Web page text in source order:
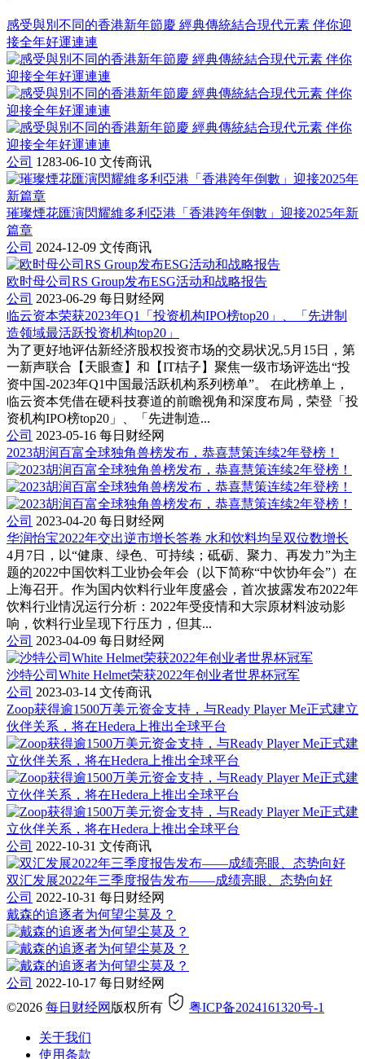
感受與別不同的香港新年節慶 經典傳統結合現代元素 伴你迎
接全年好運連連
公司 1283-06-10 文传商讯
璀璨煙花匯演閃耀維多利亞港「香港跨年倒數」迎接2025年新
篇章
公司 2024-12-09 文传商讯
欧时母公司RS Group发布ESG活动和战略报告
公司 2023-06-29 每日财经网
临云资本荣获2023年Q1「投资机构IPO榜top20」、「先进制
造领域最活跃投资机构top20」
为了更好地评估新经济股权投资市场的交易状况,5月15日，第
一新声联合【天眼查】和【IT桔子】聚焦一级市场评选出“投
资中国-2023年Q1中国最活跃机构系列榜单”。 在此榜单上，
临云资本凭借在硬科技赛道的前瞻视角和深度布局，荣登「投
资机构IPO榜top20」、「先进制造...
公司 2023-05-16 每日财经网
2023胡润百富全球独角兽榜发布，恭喜慧策连续2年登榜！
公司 2023-04-20 每日财经网
华润怡宝2022年交出逆市增长答卷 水和饮料均呈双位数增长
4月7日，以“健康、绿色、可持续；砥砺、聚力、再发力”为主
题的2022中国饮料工业协会年会（以下简称“中饮协年会”）在
上海召开。作为国内饮料行业年度盛会，首次披露发布2022年
饮料行业情况运行分析：2022年受疫情和大宗原材料波动影
响，饮料行业呈现下行压力，但其...
公司 2023-04-09 每日财经网
沙特公司White Helmet荣获2022年创业者世界杯冠军
公司 2023-03-14 文传商讯
Zoop获得逾1500万美元资金支持，与Ready Player Me正式建立
伙伴关系，将在Hedera上推出全球平台
公司 2022-10-31 文传商讯
双汇发展2022年三季度报告发布——成绩亮眼、态势向好
公司 2022-10-31 每日财经网
戴森的追逐者为何望尘莫及？
公司 2022-10-17 每日财经网
©2026 每日财经网 版权所有 粤ICP备2024161320号-1
关于我们
使用条款